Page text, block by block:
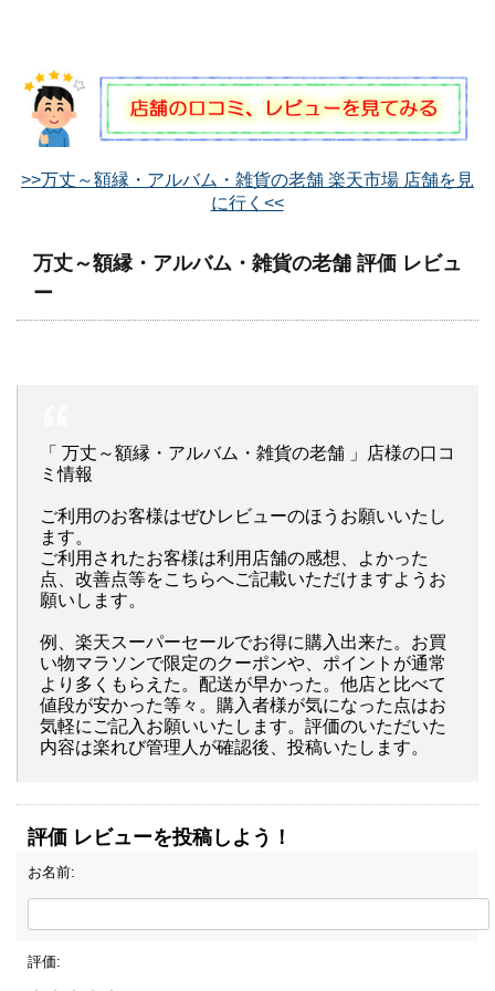
>>万丈～額縁・アルバム・雑貨の老舗 楽天市場 店舗を見
に行く<<
万丈～額縁・アルバム・雑貨の老舗 評価 レビュ
ー
「 万丈～額縁・アルバム・雑貨の老舗 」店様の口コ
ミ情報
ご利用のお客様はぜひレビューのほうお願いいたし
ます。
ご利用されたお客様は利用店舗の感想、よかった
点、改善点等をこちらへご記載いただけますようお
願いします。
例、楽天スーパーセールでお得に購入出来た。お買
い物マラソンで限定のクーポンや、ポイントが通常
より多くもらえた。配送が早かった。他店と比べて
値段が安かった等々。購入者様が気になった点はお
気軽にご記入お願いいたします。評価のいただいた
内容は楽れび管理人が確認後、投稿いたします。
評価 レビューを投稿しよう！
お名前:
評価: